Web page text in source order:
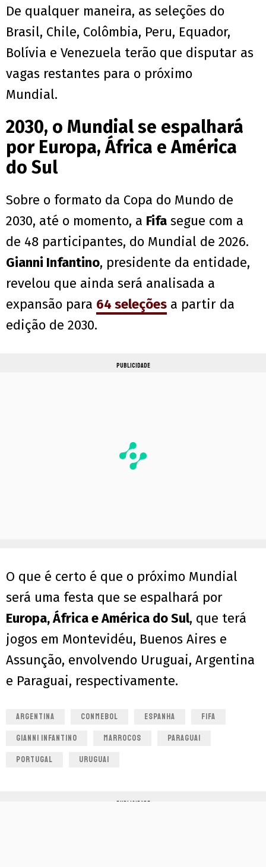
De qualquer maneira, as seleções do
Brasil, Chile, Colômbia, Peru, Equador,
Bolívia e Venezuela terão que disputar as
vagas restantes para o próximo
Mundial.
2030, o Mundial se espalhará
por Europa, África e América
do Sul
Sobre o formato da Copa do Mundo de
2030, até o momento, a Fifa segue com a
de 48 participantes, do Mundial de 2026.
Gianni Infantino, presidente da entidade,
revelou que ainda será analisada a
expansão para 64 seleções a partir da
edição de 2030.
PUBLICIDADE
O que é certo é que o próximo Mundial
será uma festa que se espalhará por
Europa, África e América do Sul, que terá
jogos em Montevidéu, Buenos Aires e
Assunção, envolvendo Uruguai, Argentina
e Paraguai, respectivamente.
ARGENTINA CONMEBOL ESPANHA FIFA
GIANNI INFANTINO MARROCOS PARAGUAI
PORTUGAL URUGUAI
PUBLICIDADE